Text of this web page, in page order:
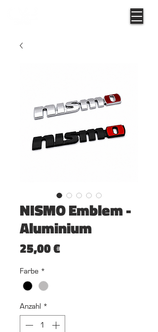
NISMO Emblem -
Aluminium
25,00 €Preis
Farbe *
Anzahl *